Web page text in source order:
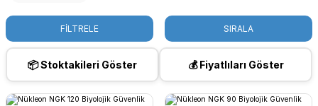
FİLTRELE SIRALA
📦 Stoktakileri Göster 💰 Fiyatlıları Göster